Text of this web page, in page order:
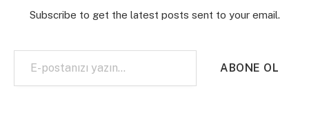
Subscribe to get the latest posts sent to your email.
E-postanızı yazın…
ABONE OL